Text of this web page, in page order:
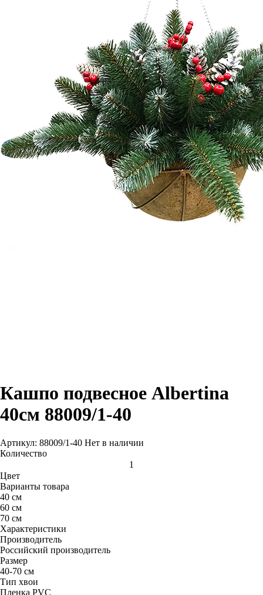
Кашпо подвесное Albertina
40см 88009/1-40
Артикул: 88009/1-40 Нет в наличии
Количество
Цвет
Варианты товара
40 см
60 см
70 см
Характеристики
Производитель
Российский производитель
Размер
40-70 см
Тип хвои
Пленка PVC